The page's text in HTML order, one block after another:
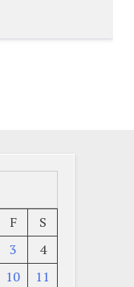
F
S
3
4
10 11